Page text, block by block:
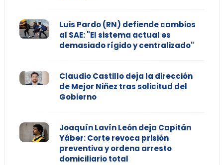
Luis Pardo (RN) defiende cambios
al SAE: "El sistema actual es
demasiado rígido y centralizado"
Claudio Castillo deja la dirección
de Mejor Niñez tras solicitud del
Gobierno
Joaquín Lavín León deja Capitán
Yáber: Corte revoca prisión
preventiva y ordena arresto
domiciliario total